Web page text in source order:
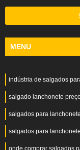
MENU
indústria de salgados
salgado lanchonete
salgados para
salgados para
onde comprar salgados